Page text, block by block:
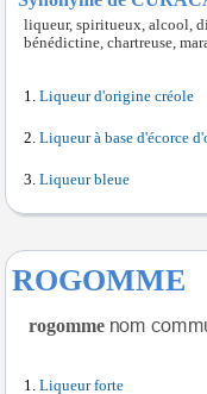
liqueur, spiritueux, alcool,
bénédictine, chartreuse,
Liqueur d'origine créole
Liqueur à base d'écorce
Liqueur bleue
ROGOMME
rogomme
Liqueur forte